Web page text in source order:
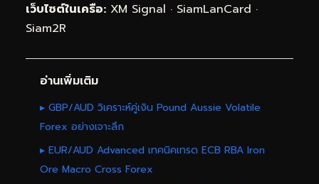
เว็บไซต์ในเครือ: XM Signal · SiamLanCard ·
Siam2R
อ่านเพิ่มเติม
▸ GBP/AUD วิเคราะห์คู่เงิน Pound Aussie Volatile
Forex อย่างเจาะลึก
▸ EUR/AUD Advanced เทคนิคเทรด ECB RBA Iron
Ore Macro Cross Forex